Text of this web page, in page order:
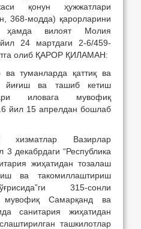
қонун ҳужжатлари
368-модда) қарорларини
ҳамда вилоят Молия
24 мартдаги 2-6/459-
олиб ҚАРОР ҚИЛАМАН:
туманларда қаттиқ ва
йиғиш ва ташиб кетиш
иловага мувофиқ
йил 15 апрелдан бошлаб
Вазирлар
декабрдаги “Республика
жиҳатидан тозалаш
ва такомиллаштириш
315-сонли
мувофиқ Самарқанд ва
санитария жиҳатидан
ташкилотлар